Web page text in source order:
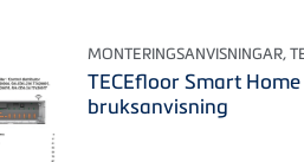
MONTERINGSANVISNINGAR,
TECEfloor Smart
bruksanvisning